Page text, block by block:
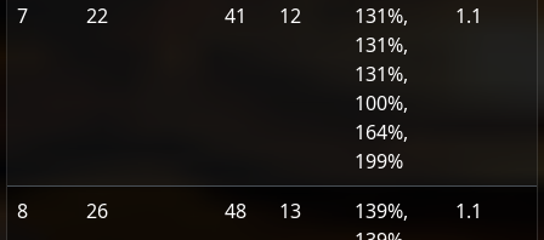
7 22 41 12
131%,
131%,
131%,
100%,
164%,
199%
1.1
8 26 48 13
139%,
1.1